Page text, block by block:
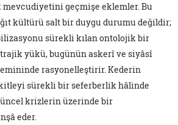
geçmişe eklemler. Bu
kültürü salt bir duygu durumu değildir;
sürekli kılan ontolojik bir
yükü, bugünün askerî ve siyâsî
rasyonelleştirir. Kederin
sürekli bir seferberlik hâlinde
krizlerin üzerinde bir
eder.